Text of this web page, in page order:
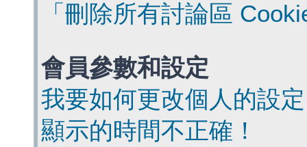
「刪除所有討論區
會員參數和設定
我要如何更改個人的設
顯示的時間不正確！